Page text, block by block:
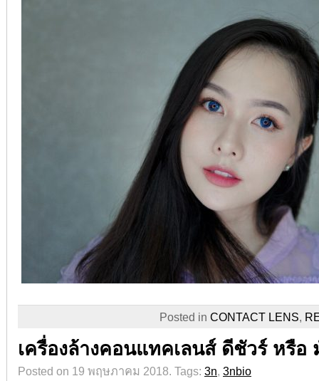
Posted in CONTACT LENS,
เครื่องล้างคอนแทคเลนส์ ดีชัวร์ หรือ
Posted on 19 พฤษภาคม 2018. Tags: 3n, 3nbio